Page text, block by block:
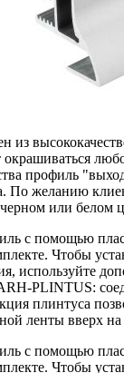
из
профиль
По желанию
или белом
с помощью
Чтобы
используйте
PLINTUS:
плинтуса
ленты вверх на
с помощью
Чтобы